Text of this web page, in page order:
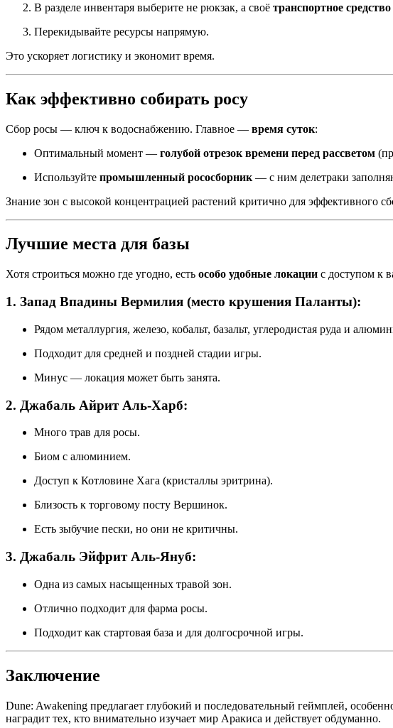
В разделе инвентаря выберите не рюкзак, а своё транспортное средство
Перекидывайте ресурсы напрямую.
Это ускоряет логистику и экономит время.
Как эффективно собирать росу
Сбор росы — ключ к водоснабжению. Главное — время суток:
Оптимальный момент — голубой отрезок времени перед рассветом
Используйте промышленный рососборник — с ним делетраки
Знание зон с высокой концентрацией растений критично для эффективного
Лучшие места для базы
Хотя строиться можно где угодно, есть особо удобные локации с доступом к
1. Запад Впадины Вермилия (место крушения Паланты):
Рядом металлургия, железо, кобальт, базальт, углеродистая руда и
Подходит для средней и поздней стадии игры.
Минус — локация может быть занята.
2. Джабаль Айрит Аль-Харб:
Много трав для росы.
Биом с алюминием.
Доступ к Котловине Хага (кристаллы эритрина).
Близость к торговому посту Вершинок.
Есть зыбучие пески, но они не критичны.
3. Джабаль Эйфрит Аль-Януб:
Одна из самых насыщенных травой зон.
Отлично подходит для фарма росы.
Подходит как стартовая база и для долгосрочной игры.
Заключение
Dune: Awakening предлагает глубокий и последовательный геймплей,
наградит тех, кто внимательно изучает мир Аракиса и действует обдуманно.